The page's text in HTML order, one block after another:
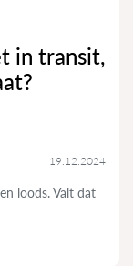
in transit,
19.12.2024
loods. Valt dat